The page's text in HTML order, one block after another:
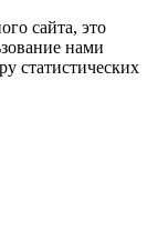
сайта, это
нами
статистических